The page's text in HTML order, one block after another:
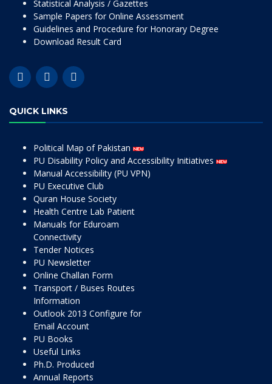
Statistical Analysis / Gazettes
Sample Papers for Online Assessment
Guidelines and Procedure for Honorary Degree
Download Result Card
QUICK LINKS
Political Map of Pakistan
PU Disability Policy and Accessibility Initiatives
Manual Accessibility (PU VPN)
PU Executive Club
Quran House Society
Health Centre Lab Patient
Manuals for Eduroam
Connectivity
Tender Notices
PU Newsletter
Online Challan Form
Transport / Buses Routes
Information
Outlook 2013 Configure for
Email Account
PU Books
Useful Links
Ph.D. Produced
Annual Reports